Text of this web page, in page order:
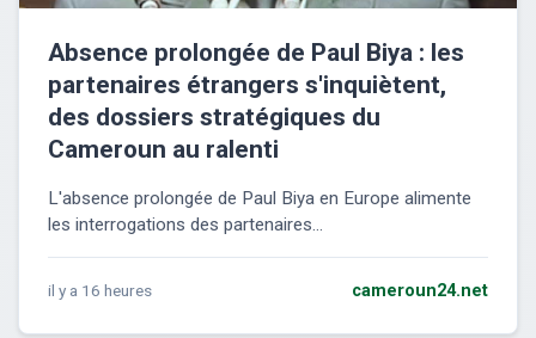
Absence prolongée de Paul Biya : les
partenaires étrangers s'inquiètent,
des dossiers stratégiques du
Cameroun au ralenti
L'absence prolongée de Paul Biya en Europe alimente
les interrogations des partenaires...
il y a 16 heures cameroun24.net